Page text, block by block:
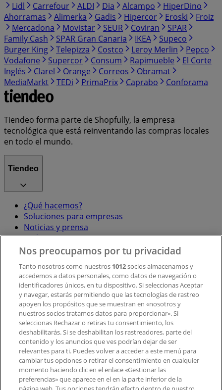
Lidl
Carrefour ALDI Dia Alcampo
HiperDino
Ahorramas
Alimerka Gadis Hipercor Eroski
Froiz
Mercadona
Movistar SEUR Coviran
SPAR
Family Cash
SPAR Gran Canaria IKEA
Supeco
Burger King
Telepizza Costco Leroy Merlin
Pepco
Vodafone
Supercor Consum Rapimueble
El Corte
Inglés
Clarel Orange Correos
Obramat
MediaMarkt
TEDi PrimaPrix Caprabo Conforama
Tiendeo forma parte de Shopfully, la empresa
tecnológica que está reinventando las compras locales
en todo el mundo.
Tiendeo
¿Qué hacemos?
Soluciones para empresas
Noticias y prensa
Trabaja con nosotros
Contacto
Contacto comercial y de marketing
Tienda mal colocada en el mapa
Notificar un folleto
¿Encontraste un problema en la web o en la
aplicación?
Índices
Nos preocupamos por tu privacidad
Tanto nosotros como nuestros 1012socios almacenamos y
accedemos a datos personales, como datos de navegación o
identificadores únicos, en tu dispositivo. Si seleccionas Aceptar
y navegar, estarás permitiendo que las tecnologías de rastreo
apoyen los propósitos que se muestran en «nosotros y
nuestros socios tratamos datos para proporcionar». Si
seleccionas Rechazar o retiras tu consentimiento, los
deshabilitarás. Si se deshabilitan los rastreadores, parte del
contenido y los anuncios que ves podrían dejar de ser
relevantes para ti. Puedes volver a acceder a este menú para
cambiar tus opciones o retirar el consentimiento en cualquier
momento haciendo clic en el enlace «Gestionar las
preferencias» que aparece en el en la parte inferior de la